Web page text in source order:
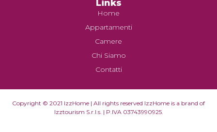
Links
Home
Appartamenti
Camere
Chi Siamo
Contatti
Copyright © 2021 IzzHome | All rights reserved IzzHome is a brand of
Izztourism S.r.l.s. | P.IVA 03743990925.